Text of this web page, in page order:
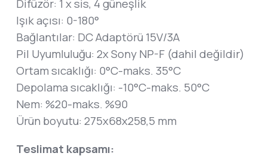
Difüzör: 1 x sis, 4 güneşlik
Işık açısı: 0-180°
Bağlantılar: DC Adaptörü 15V/3A
Pil Uyumluluğu: 2x Sony NP-F (dahil değildir)
Ortam sıcaklığı: 0°C-maks. 35°C
Depolama sıcaklığı: -10°C-maks. 50°C
Nem: %20-maks. %90
Ürün boyutu: 275x68x258,5 mm
Teslimat kapsamı: